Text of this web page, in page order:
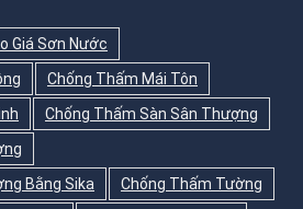
Giá Sơn Nước
Chống Thấm Mái Tôn
Chống Thấm Sàn Sân Thượng
Bằng Sika
Chống Thấm Tường